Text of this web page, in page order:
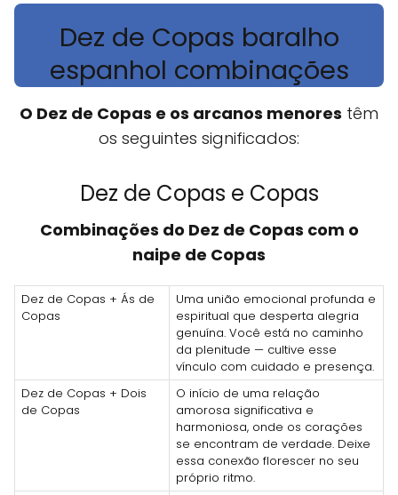
Dez de Copas baralho
espanhol combinações
O Dez de Copas e os arcanos menores têm
os seguintes significados:
Dez de Copas e Copas
Combinações do Dez de Copas com o
naipe de Copas
Dez de Copas + Ás de
Copas
Uma união emocional profunda e
espiritual que desperta alegria
genuína. Você está no caminho
da plenitude — cultive esse
vínculo com cuidado e presença.
Dez de Copas + Dois
de Copas
O início de uma relação
amorosa significativa e
harmoniosa, onde os corações
se encontram de verdade. Deixe
essa conexão florescer no seu
próprio ritmo.